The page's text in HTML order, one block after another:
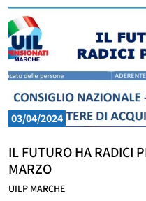
degli Adulti della Media
03/04/2024
IL FUTURO HA RADICI
MARZO
UILP MARCHE